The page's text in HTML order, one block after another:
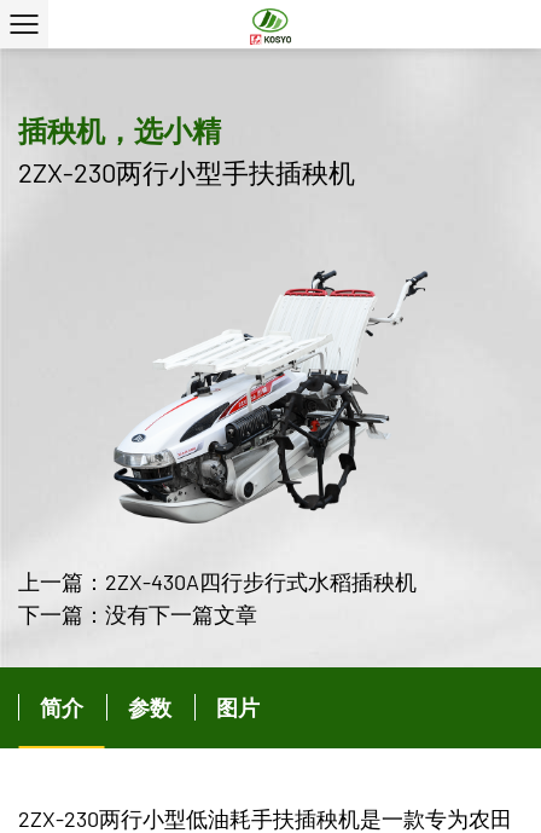
插秧机，选小精
2ZX-230两行小型手扶插秧机
上一篇：2ZX-430A四行步行式水稻插秧机
下一篇：没有下一篇文章
简介 参数 图片
2ZX-230两行小型低油耗手扶插秧机是一款专为农田